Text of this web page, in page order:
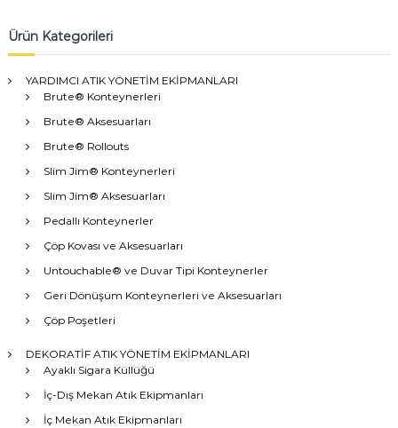
Ürün Kategorileri
YARDIMCI ATIK YÖNETİM EKİPMANLARI
Brute® Konteynerleri
Brute® Aksesuarları
Brute® Rollouts
Slim Jim® Konteynerleri
Slim Jim® Aksesuarları
Pedallı Konteynerler
Çöp Kovası ve Aksesuarları
Untouchable® ve Duvar Tipi Konteynerler
Geri Dönüşüm Konteynerleri ve Aksesuarları
Çöp Poşetleri
DEKORATİF ATIK YÖNETİM EKİPMANLARI
Ayaklı Sigara Küllüğü
İç-Dış Mekan Atık Ekipmanları
İç Mekan Atık Ekipmanları